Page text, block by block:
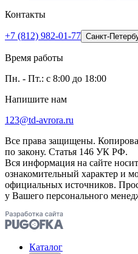
Контакты
+7 (812) 982-01-77 Санкт-
Время работы
Пн. - Пт.: с 8:00 до 18:00
Напишите нам
123@td-avrora.ru
Все права защищены.
по закону. Статья 146 УК РФ.
Вся информация на сайте
ознакомительный характер и
официальных источников.
у Вашего персонального
Каталог